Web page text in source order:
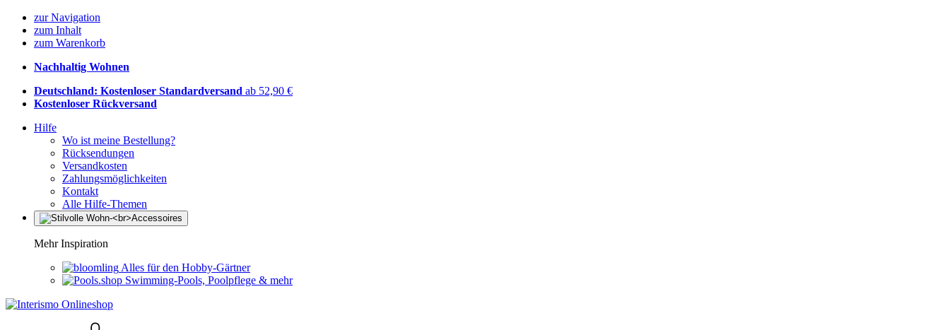
zur Navigation
zum Inhalt
zum Warenkorb
Nachhaltig Wohnen
Deutschland: Kostenloser Standardversand ab 52,90 €
Kostenloser Rückversand
Hilfe
Wo ist meine Bestellung?
Rücksendungen
Versandkosten
Zahlungsmöglichkeiten
Kontakt
Alle Hilfe-Themen
Mehr Inspiration
Alles für den Hobby-Gärtner
Swimming-Pools, Poolpflege & mehr